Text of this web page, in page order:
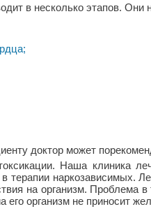
в несколько этапов.
доктор может
Наша клиника
терапии наркозависимых.
на организм.
организм не приносит